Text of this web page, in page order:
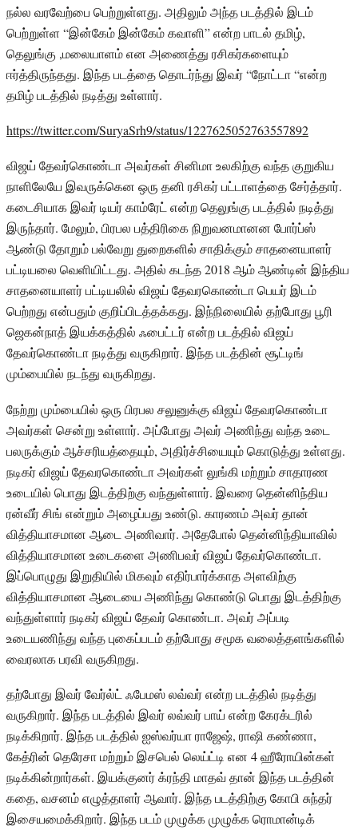
நல்ல வரவேற்பை பெற்றுள்ளது. அதிலும் அந்த படத்தில் இடம்
பெற்றுள்ள “இன்கேம் இன்கேம் கவாளி” என்ற பாடல் தமிழ்,
தெலுங்கு ,மலையாளம் என அணைத்து ரசிகர்களையும்
ஈர்த்திருந்தது. இந்த படத்தை தொடர்ந்து இவர் “நோட்டா “என்ற
தமிழ் படத்தில் நடித்து உள்ளார்.
https://twitter.com/SuryaSrh9/status/1227625052763557892
விஜய் தேவர்கொண்டா அவர்கள் சினிமா உலகிற்கு வந்த குறுகிய
நாளிலேயே இவருக்கென ஒரு தனி ரசிகர் பட்டாளத்தை சேர்த்தார்.
கடைசியாக இவர் டியர் காம்ரேட் என்ற தெலுங்கு படத்தில் நடித்து
இருந்தார். மேலும், பிரபல பத்திரிகை நிறுவனமானன போர்ப்ஸ்
ஆண்டு தோறும் பல்வேறு துறைகளில் சாதிக்கும் சாதனையாளர்
பட்டியலை வெளியிட்டது. அதில் கடந்த 2018 ஆம் ஆண்டின் இந்திய
சாதனையாளர் பட்டியலில் விஜய் தேவரகொண்டா பெயர் இடம்
பெற்றது என்பதும் குறிப்பிடத்தக்கது. இந்நிலையில் தற்போது பூரி
ஜெகன்நாத் இயக்கத்தில் ஃபைட்டர் என்ற படத்தில் விஜய்
தேவர்கொண்டா நடித்து வருகிறார். இந்த படத்தின் சூட்டிங்
மும்பையில் நடந்து வருகிறது.
நேற்று மும்பையில் ஒரு பிரபல சலுனுக்கு விஜய் தேவரகொண்டா
அவர்கள் சென்று உள்ளார். அப்போது அவர் அணிந்து வந்த உடை
பலருக்கும் ஆச்சரியத்தையும், அதிர்ச்சியையும் கொடுத்து உள்ளது.
நடிகர் விஜய் தேவரகொண்டா அவர்கள் லுங்கி மற்றும் சாதாரண
உடையில் பொது இடத்திற்கு வந்துள்ளார். இவரை தென்னிந்திய
ரன்வீர் சிங் என்றும் அழைப்பது உண்டு. காரணம் அவர் தான்
வித்தியாசமான ஆடை அணிவார். அதேபோல் தென்னிந்தியாவில்
வித்தியாசமான உடைகளை அணிபவர் விஜய் தேவர்கொண்டா.
இப்பொழுது இறுதியில் மிகவும் எதிர்பார்க்காத அளவிற்கு
வித்தியாசமான ஆடையை அணிந்து கொண்டு பொது இடத்திற்கு
வந்துள்ளார் நடிகர் விஜய் தேவர் கொண்டா. அவர் அப்படி
உடையணிந்து வந்த புகைப்படம் தற்போது சமூக வலைத்தளங்களில்
வைரலாக பரவி வருகிறது.
தற்போது இவர் வேர்ல்ட் ஃபேமஸ் லவ்வர் என்ற படத்தில் நடித்து
வருகிறார். இந்த படத்தில் இவர் லவ்வர் பாய் என்ற கேரக்டரில்
நடிக்கிறார். இந்த படத்தில் ஐஸ்வர்யா ராஜேஷ், ராஷி கண்ணா,
கேத்ரின் தெரேசா மற்றும் இசபெல் லெய்ட்டி என 4 ஹீரோயின்கள்
நடிக்கின்றார்கள். இயக்குனர் க்ரந்தி மாதவ் தான் இந்த படத்தின்
கதை, வசனம் எழுத்தாளர் ஆவார். இந்த படத்திற்கு கோபி சுந்தர்
இசையமைக்கிறார். இந்த படம் முழுக்க முழுக்க ரொமான்டிக்